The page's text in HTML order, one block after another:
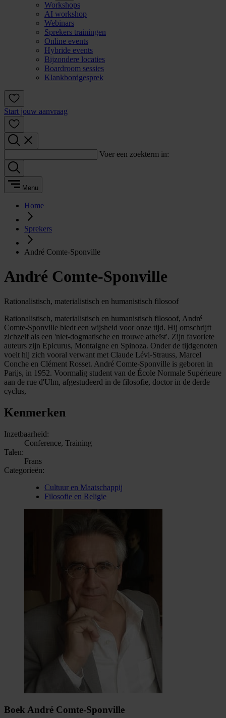
Workshops
AI workshop
Webinars
Sprekers trainingen
Online events
Hybride events
Bijzondere locaties
Boardroom sessies
Klankbordgesprek
Start jouw aanvraag
Voer een zoekterm in:
Menu
Home
Sprekers
André Comte-Sponville
André Comte-Sponville
Rationalistisch, materialistisch en humanistisch filosoof
Rationalistisch, materialistisch en humanistisch filosoof, André
Comte-Sponville biedt een wijsheid voor onze tijd. Hij omschrijft
zichzelf als een 'niet-dogmatische en trouwe atheïst'. Zijn favoriete
auteurs zijn Epicurus, Montaigne en Spinoza. Onder de tijdgenoten
voelt hij zich vooral verwant met Claude Lévi-Strauss, Marcel
Conche en Clément Rosset. André Comte-Sponville is geboren in
Parijs, in 1952. Voormalig student van de École Normale Supérieure
aan de rue d'Ulm, afgestudeerd in de filosofie, doctor in de derde
cyclus,
Kenmerken
Inzetbaarheid:
Conference, Training
Talen:
Frans
Categorieën:
Cultuur en Maatschappij
Filosofie en Religie
Boek André Comte-Sponville